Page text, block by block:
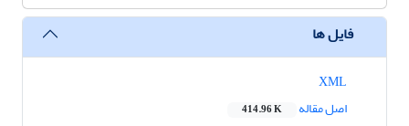
فایل ها
اصل مقاله
414.96 K